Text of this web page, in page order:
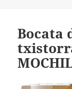
Bocata